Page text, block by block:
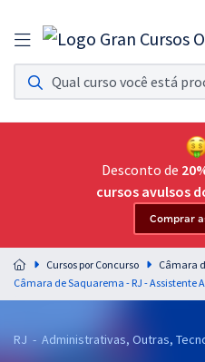
Assinatura Ilimitada 11
Acesso a todos os cursos. Teste grátis
Assinatura OAB Até Passar
Acesso ilimitado a toda preparação
Residências
Preparação completa e intensiva para
residências em saúde do Brasil
Desconto de
cursos avulsos
Comprar
Cursos por Concurso
Câmara
Câmara de Saquarema - RJ - Assistente
RJ - Administrativas, Outras,